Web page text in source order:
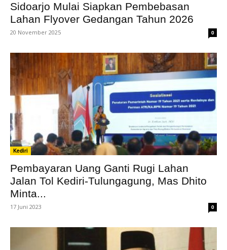
Sidoarjo Mulai Siapkan Pembebasan
Lahan Flyover Gedangan Tahun 2026
20 November 2025 0
Kediri
Pembayaran Uang Ganti Rugi Lahan
Jalan Tol Kediri-Tulungagung, Mas Dhito
Minta...
17 Juni 2023 0